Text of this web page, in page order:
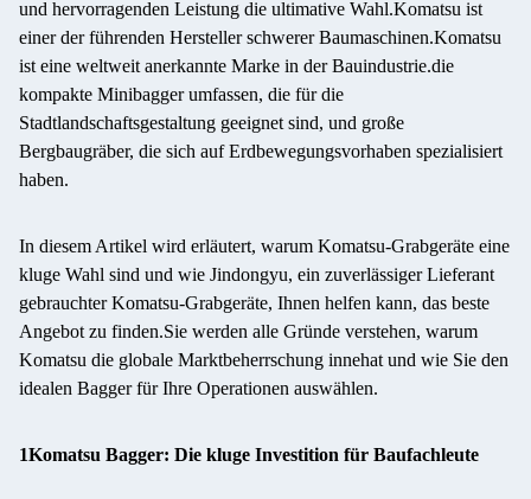
und hervorragenden Leistung die ultimative Wahl.Komatsu ist
einer der führenden Hersteller schwerer Baumaschinen.Komatsu
ist eine weltweit anerkannte Marke in der Bauindustrie.die
kompakte Minibagger umfassen, die für die
Stadtlandschaftsgestaltung geeignet sind, und große
Bergbaugräber, die sich auf Erdbewegungsvorhaben spezialisiert
haben.
In diesem Artikel wird erläutert, warum Komatsu-Grabgeräte eine
kluge Wahl sind und wie Jindongyu, ein zuverlässiger Lieferant
gebrauchter Komatsu-Grabgeräte, Ihnen helfen kann, das beste
Angebot zu finden.Sie werden alle Gründe verstehen, warum
Komatsu die globale Marktbeherrschung innehat und wie Sie den
idealen Bagger für Ihre Operationen auswählen.
1Komatsu Bagger: Die kluge Investition für Baufachleute